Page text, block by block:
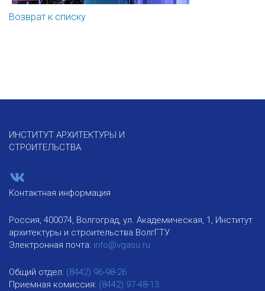
Возврат к списку
ИНСТИТУТ АРХИТЕКТУРЫ И
СТРОИТЕЛЬСТВА
Контактная информация
Россия, 400074, Волгоград, ул. Академическая, 1, Институт
архитектуры и строительства ВолгГТУ
Электронная почта: info@vgasu.ru
Общий отдел: (8442) 96-98-26
Приемная комиссия: (8442) 97-48-13